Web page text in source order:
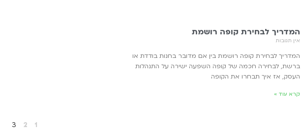
המדריך לבחירת קופה רושמת
אין תגובות
המדריך לבחירת קופה רושמת בין אם מדובר בחנות בודדת או
ברשת, לבחירה חכמה של קופה השפעה ישירה על התנהלות
העסק, אז איך תבחרו את הקופה
קרא עוד »
1
2
3